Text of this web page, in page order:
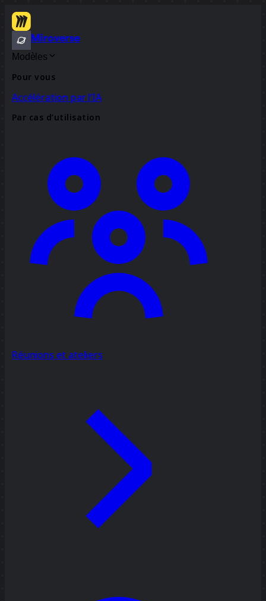
Miroverse
Modèles
Pour vous
Accélération par l’IA
Par cas d’utilisation
Réunions et ateliers